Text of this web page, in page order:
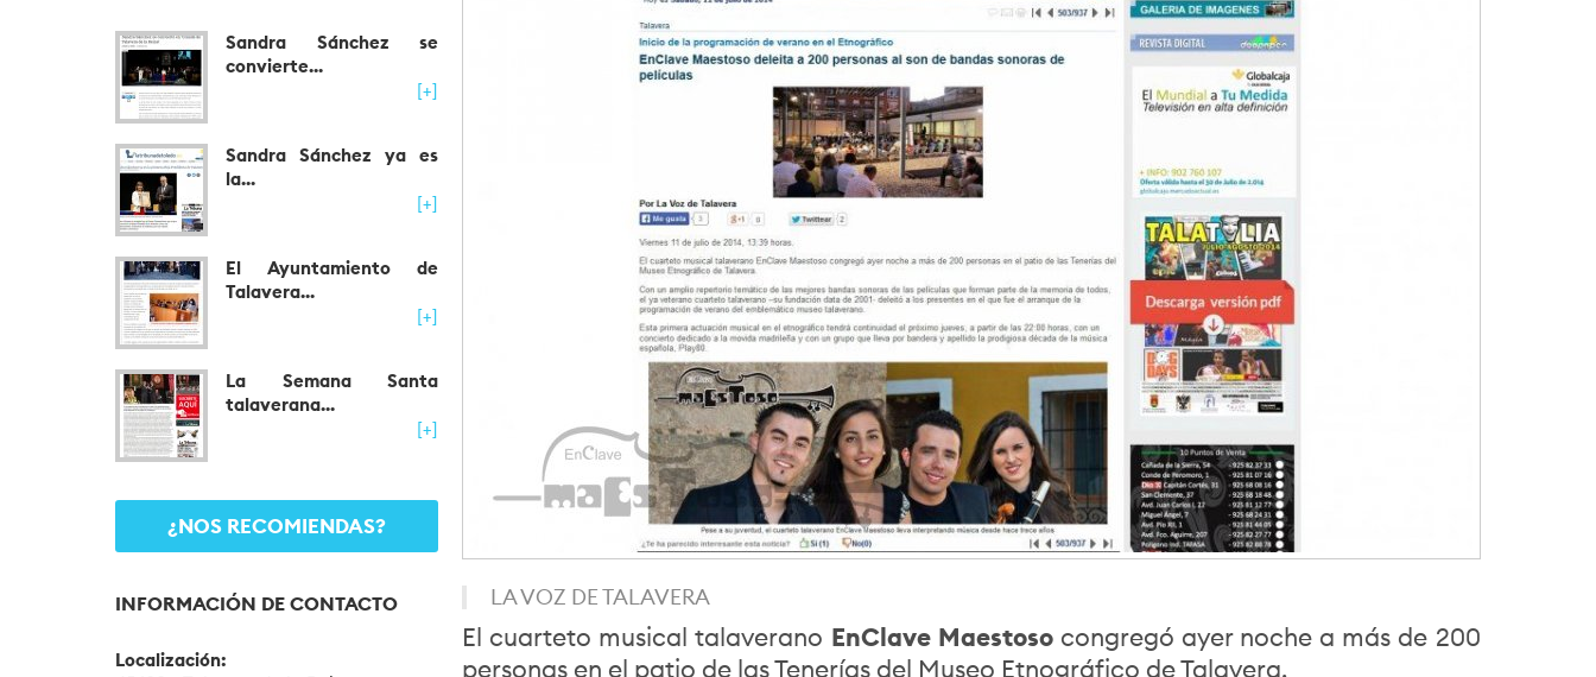
Sandra Sánchez se
convierte...
[+]
Sandra Sánchez ya es
la...
[+]
El Ayuntamiento de
Talavera...
[+]
La Semana Santa
talaverana...
[+]
¿NOS RECOMIENDAS?
INFORMACIÓN DE CONTACTO
Localización:
LA VOZ DE TALAVERA
El cuarteto musical talaverano EnClave Maestoso congregó ayer noche a más de 200
personas en el patio de las Tenerías del Museo Etnográfico de Talavera.